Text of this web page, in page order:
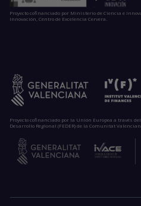
Proyecto cofinanciado por Ministerio de Ciencia e
Innovación, Centro de Excelencia Cervera.
Proyecto cofinanciado por la Unión Europea a través
Desarrollo Regional (FEDER) de la Comunitat